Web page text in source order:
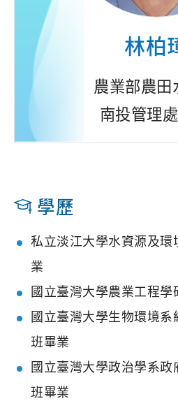
林柏
農業部農田
南投管理
學歷
私立淡江大學水資源及環
業
國立臺灣大學農業工程學
國立臺灣大學生物環境
班畢業
國立臺灣大學政治學系
班畢業